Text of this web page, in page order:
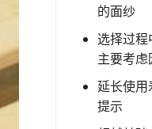
的面纱
选择过程
主要考虑
延长使用
提示